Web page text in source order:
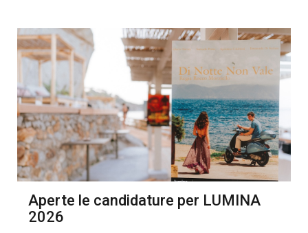
Aperte le candidature per LUMINA
2026